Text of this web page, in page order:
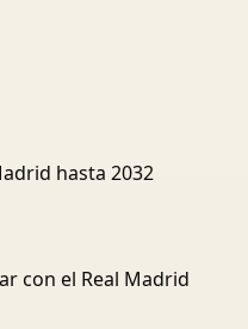
hasta 2032
con el Real Madrid